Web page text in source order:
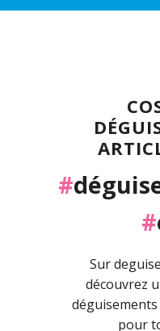
#
#
Sur
découvrez
pour